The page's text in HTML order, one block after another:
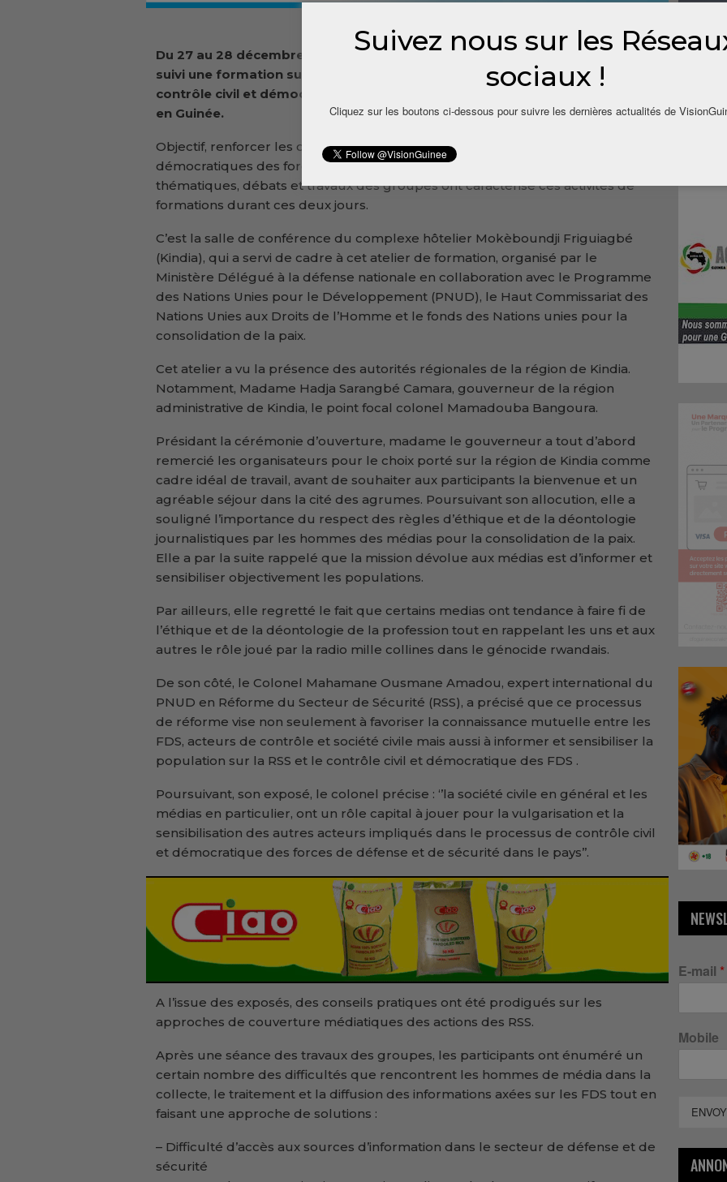
Du 27 au 28 décembre 2012, une quarantaine des journalistes guinéens ont
suivi une formation sur les concepts, les principes et les mécanismes du
contrôle civil et démocratique des Forces de Défense et de Sécurité (FDS)
en Guinée.
Objectif, renforcer les capacités des journalistes sur le contrôle civil et
démocratiques des forces de défense et de sécurité en Guinée. Exposés
thématiques, débats et travaux des groupes ont caractérisé ces activités de
formations durant ces deux jours.
C’est la salle de conférence du complexe hôtelier Mokèboundji Friguiagbé
(Kindia), qui a servi de cadre à cet atelier de formation, organisé par le
Ministère Délégué à la défense nationale en collaboration avec le Programme
des Nations Unies pour le Développement (PNUD), le Haut Commissariat des
Nations Unies aux Droits de l’Homme et le fonds des Nations unies pour la
consolidation de la paix.
Cet atelier a vu la présence des autorités régionales de la région de Kindia.
Notamment, Madame Hadja Sarangbé Camara, gouverneur de la région
administrative de Kindia, le point focal colonel Mamadouba Bangoura.
Présidant la cérémonie d’ouverture, madame le gouverneur a tout d’abord
remercié les organisateurs pour le choix porté sur la région de Kindia comme
cadre idéal de travail, avant de souhaiter aux participants la bienvenue et un
agréable séjour dans la cité des agrumes. Poursuivant son allocution, elle a
souligné l’importance du respect des règles d’éthique et de la déontologie
journalistiques par les hommes des médias pour la consolidation de la paix.
Elle a par la suite rappelé que la mission dévolue aux médias est d’informer et
sensibiliser objectivement les populations.
Par ailleurs, elle regretté le fait que certains medias ont tendance à faire fi de
l’éthique et de la déontologie de la profession tout en rappelant les uns et aux
autres le rôle joué par la radio mille collines dans le génocide rwandais.
De son côté, le Colonel Mahamane Ousmane Amadou, expert international du
PNUD en Réforme du Secteur de Sécurité (RSS), a précisé que ce processus
de réforme vise non seulement à favoriser la connaissance mutuelle entre les
FDS, acteurs de contrôle et société civile mais aussi à informer et sensibiliser la
population sur la RSS et le contrôle civil et démocratique des FDS .
Poursuivant, son exposé, le colonel précise : ‘’la société civile en général et les
médias en particulier, ont un rôle capital à jouer pour la vulgarisation et la
sensibilisation des autres acteurs impliqués dans le processus de contrôle civil
et démocratique des forces de défense et de sécurité dans le pays’’.
A l’issue des exposés, des conseils pratiques ont été prodigués sur les
approches de couverture médiatiques des actions des RSS.
Après une séance des travaux des groupes, les participants ont énuméré un
certain nombre des difficultés que rencontrent les hommes de média dans la
collecte, le traitement et la diffusion des informations axées sur les FDS tout en
faisant une approche de solutions :
– Difficulté d’accès aux sources d’information dans le secteur de défense et de
sécurité
E-mail *
Mobile
Suivez nous sur les
sociaux !
Cliquez sur les boutons ci-dessous pour suivre les dernières actualités de